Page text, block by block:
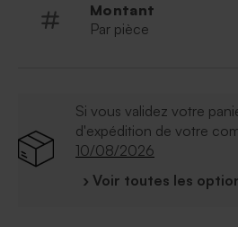
Montant
Par pièce
Si vous validez votre
d'expédition de votre
10/08/2026
› Voir toutes les